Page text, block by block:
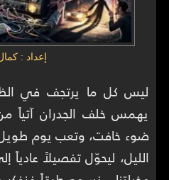
إعداد :
ليس كل ما يرتجف في
يهمس خلف الجدران آتياً
ضوء خافت، وتعب يوم
الليل، ليحوّل تفصيلاً